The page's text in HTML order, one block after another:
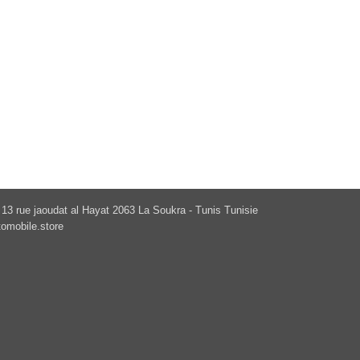
rue jaoudat al Hayat 2063 La Soukra - Tunis Tunisie